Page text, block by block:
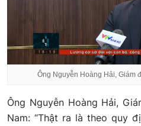
Ông Nguyễn Hoàng Hải, Giám
Ông Nguyễn Hoàng Hải,
Nam: “Thật ra là theo quy